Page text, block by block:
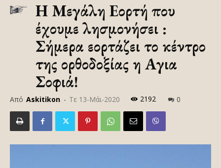
Η Μεγάλη Εορτή που
έχουμε λησμονήσει :
Σήμερα εορτάζει το κέντρο
της ορθοδοξίας η Αγια
Σοφιά!
Από Askitikon - Τε 13-Μάι-2020 2192 0